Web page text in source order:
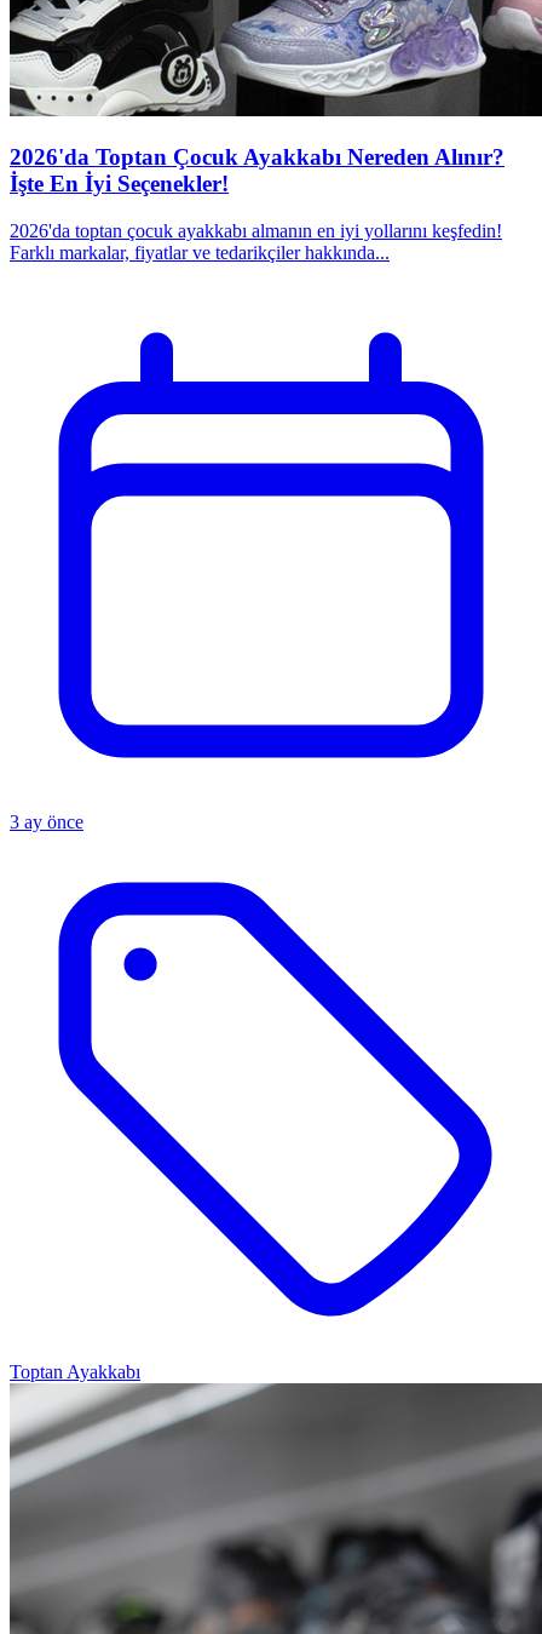
2026'da Toptan Çocuk Ayakkabı Nereden Alınır?
İşte En İyi Seçenekler!
2026'da toptan çocuk ayakkabı almanın en iyi yollarını keşfedin!
Farklı markalar, fiyatlar ve tedarikçiler hakkında...
3 ay önce
Toptan Ayakkabı